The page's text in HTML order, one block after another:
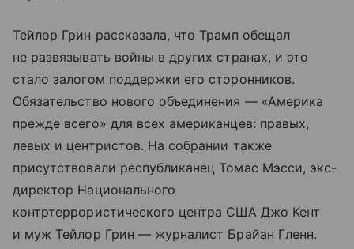
Тейлор Грин рассказала, что Трамп обещал
не развязывать войны в других странах, и это
стало залогом поддержки его сторонников.
Обязательство нового объединения — «Америка
прежде всего» для всех американцев: правых,
левых и центристов. На собрании также
присутствовали республиканец Томас Мэсси, экс-
директор Национального
контртеррористического центра США Джо Кент
и муж Тейлор Грин — журналист Брайан Гленн.